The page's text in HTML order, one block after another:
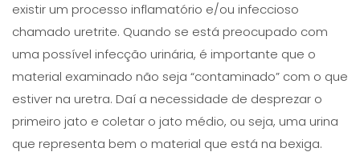
existir um processo inflamatório e/ou infeccioso
chamado uretrite. Quando se está preocupado com
uma possível infecção urinária, é importante que o
material examinado não seja “contaminado” com o que
estiver na uretra. Daí a necessidade de desprezar o
primeiro jato e coletar o jato médio, ou seja, uma urina
que representa bem o material que está na bexiga.